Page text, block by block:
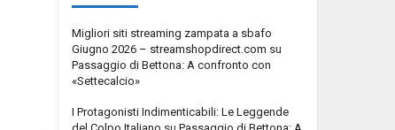
Migliori siti streaming zampata a sbafo
Giugno 2026 – streamshopdirect.com su
Passaggio di Bettona: A confronto con
«Settecalcio»
I Protagonisti Indimenticabili: Le Leggende